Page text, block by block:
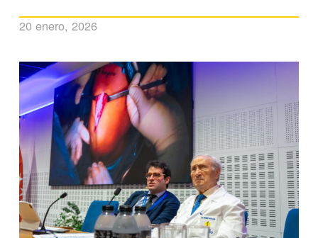
20 enero, 2026